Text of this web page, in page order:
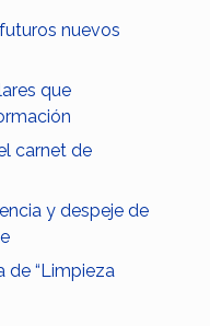
nuevos
que
carnet de
y despeje de
de “Limpieza